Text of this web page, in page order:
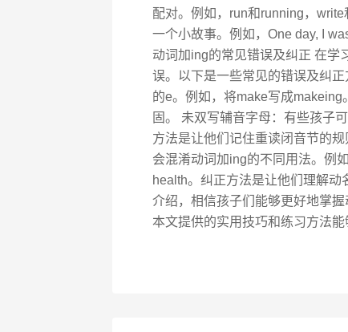
配对。例如，run和running，
一个小故事。例如，One day, I
动词加ing的常见错误及纠正 在学
误。以下是一些常见的错误及纠
的e。例如，将make写成
固。 未双写辅音字母：有些孩子
方法是让他们记住重读闭音节的
会混淆动词加ing的不同用法。例
health。纠正方法是让他们理解
介绍，相信孩子们能够更好地掌
本文提供的实用技巧和练习方法